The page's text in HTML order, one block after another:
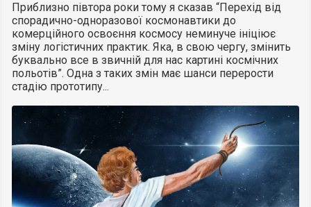
Приблизно півтора роки тому я сказав “Перехід від
спорадично-одноразової космонавтики до
комерційного освоєння космосу неминуче ініціює
зміну логістичних практик. Яка, в свою чергу, змінить
буквально все в звичній для нас картині космічних
польотів”. Одна з таких змін має шанси перерости
стадію прототипу...